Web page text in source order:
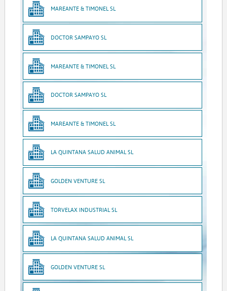
MAREANTE & TIMONEL SL
DOCTOR SAMPAYO SL
MAREANTE & TIMONEL SL
DOCTOR SAMPAYO SL
MAREANTE & TIMONEL SL
LA QUINTANA SALUD ANIMAL SL
GOLDEN VENTURE SL
TORVELAX INDUSTRIAL SL
LA QUINTANA SALUD ANIMAL SL
GOLDEN VENTURE SL